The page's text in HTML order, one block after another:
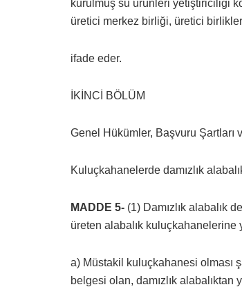
kurulmuş su ürünleri yetiştiriciliği
üretici merkez birliği, üretici
ifade eder.
İKİNCİ BÖLÜM
Genel Hükümler, Başvuru Şartları
Kuluçkahanelerde damızlık
MADDE 5- (1) Damızlık alabalık
üreten alabalık kuluçkahanelerine
a) Müstakil kuluçkahanesi olması
belgesi olan, damızlık alabalıktan